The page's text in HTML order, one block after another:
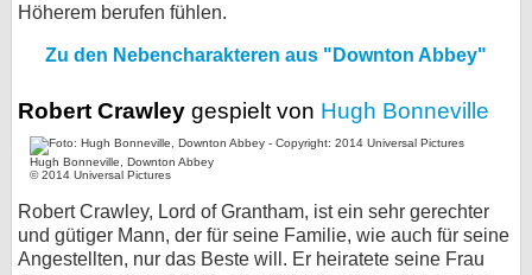
Höherem berufen fühlen.
Zu den Nebencharakteren aus "Downton Abbey"
Robert Crawley gespielt von Hugh Bonneville
Hugh Bonneville, Downton Abbey
© 2014 Universal Pictures
Robert Crawley, Lord of Grantham, ist ein sehr gerechter
und gütiger Mann, der für seine Familie, wie auch für seine
Angestellten, nur das Beste will. Er heiratete seine Frau
Nutzungsbedingungen
Cookie-Einstellungen